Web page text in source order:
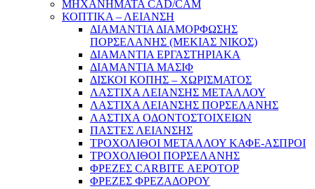
ΜΗΧΑΝΗΜΑΤΑ CAD/CAM
ΚΟΠΤΙΚΑ – ΛΕΙΑΝΣΗ
ΔΙΑΜΑΝΤΙΑ ΔΙΑΜΟΡΦΩΣΗΣ
ΠΟΡΣΕΛΑΝΗΣ (ΜΕΚΙΑΣ ΝΙΚΟΣ)
ΔΙΑΜΑΝΤΙΑ ΕΡΓΑΣΤΗΡΙΑΚΑ
ΔΙΑΜΑΝΤΙΑ ΜΑΣΙΦ
ΔΙΣΚΟΙ ΚΟΠΗΣ – ΧΩΡΙΣΜΑΤΟΣ
ΛΑΣΤΙΧΑ ΛΕΙΑΝΣΗΣ ΜΕΤΑΛΛΟΥ
ΛΑΣΤΙΧΑ ΛΕΙΑΝΣΗΣ ΠΟΡΣΕΛΑΝΗΣ
ΛΑΣΤΙΧΑ ΟΔΟΝΤΟΣΤΟΙΧΕΙΩΝ
ΠΑΣΤΕΣ ΛΕΙΑΝΣΗΣ
ΤΡΟΧΟΛΙΘΟΙ ΜΕΤΑΛΛΟΥ ΚΑΦΕ-ΑΣΠΡΟΙ
ΤΡΟΧΟΛΙΘΟΙ ΠΟΡΣΕΛΑΝΗΣ
ΦΡΕΖΕΣ CARBITE ΑΕΡΟΤΟΡ
ΦΡΕΖΕΣ ΦΡΕΖΑΔΟΡΟΥ